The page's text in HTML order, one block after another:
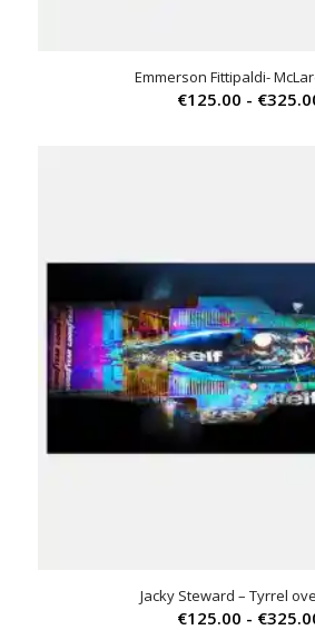
Emmerson Fittipaldi-
€125.00 - €
Jacky Steward – Tyrrel
€125.00 - €